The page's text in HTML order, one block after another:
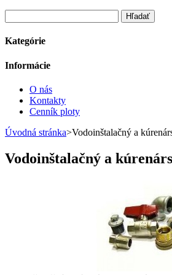
Kategórie
Informácie
O nás
Kontakty
Cenník ploty
Úvodná stránka>Vodoinštalačný a
Vodoinštalačný a